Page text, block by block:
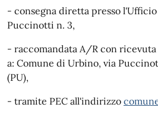
- consegna diretta presso
Puccinotti n. 3,
- raccomandata A/R con
a: Comune di Urbino, via
(PU),
- tramite PEC all'indirizzo